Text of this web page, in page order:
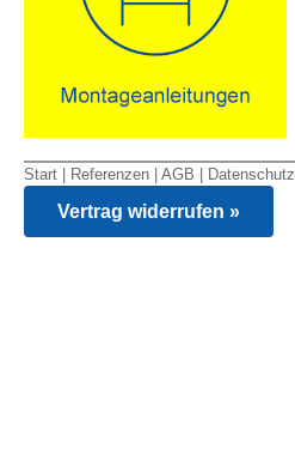
Start Referenzen AGB Datenschutz
Vertrag widerrufen »